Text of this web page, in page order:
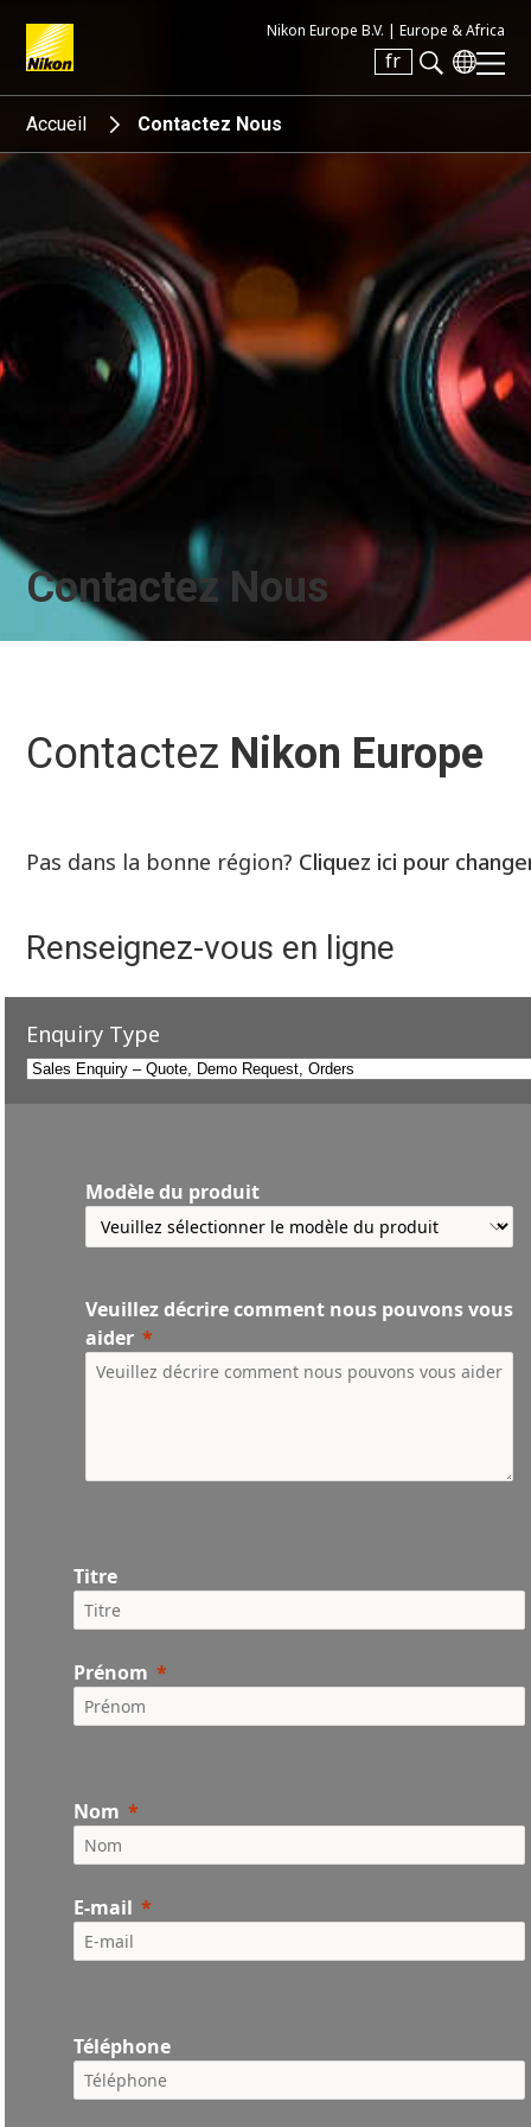
Nikon Europe B.V. | Europe & Africa
fr
Search keyword(s)
Accueil Contactez Nous
Contactez Nous
Contactez Nikon Europe
Pas dans la bonne région? Cliquez ici pour
Renseignez-vous en ligne
Enquiry Type
Modèle du produit
Veuillez décrire comment nous pouvons vous
aider
Titre
Prénom
Nom
E-mail
Téléphone